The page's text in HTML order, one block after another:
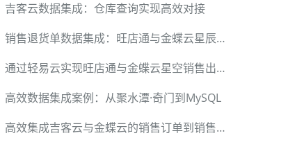
吉客云数据集成：仓库查询实现高效对接
销售退货单数据集成：旺店通与金蝶云星辰的高效对接
通过轻易云实现旺店通与金蝶云星空销售出库数据集成
高效数据集成案例：从聚水潭·奇门到MySQL
高效集成吉客云与金蝶云的销售订单到销售出库单